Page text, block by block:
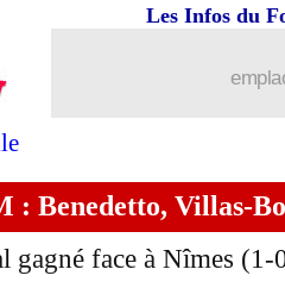
Les Infos du
: Benedetto, Villas-
gagné face à Nîmes
a été surpris par le
en pince pour B.
l'idée d'un départ bien